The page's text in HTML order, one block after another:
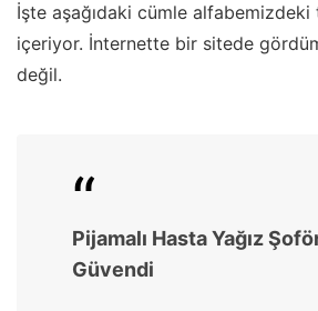
İşte aşağıdaki cümle
içeriyor. İnternette bir sitede
değil.
Pijamalı Hasta Yağız
Güvendi